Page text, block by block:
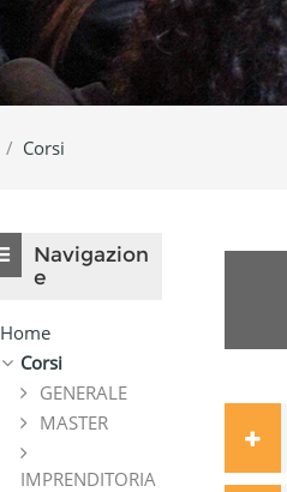
Corsi
Navigazion
e
Home
Corsi
GENERALE
MASTER
IMPRENDITORIA